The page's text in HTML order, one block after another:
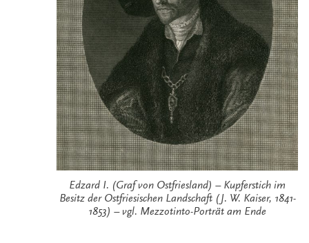
Edzard I. (Graf von Ostfriesland) – Kupferstich im
Besitz der Ostfriesischen Landschaft (J. W. Kaiser, 1841-
1853) – vgl. Mezzotinto-Porträt am Ende